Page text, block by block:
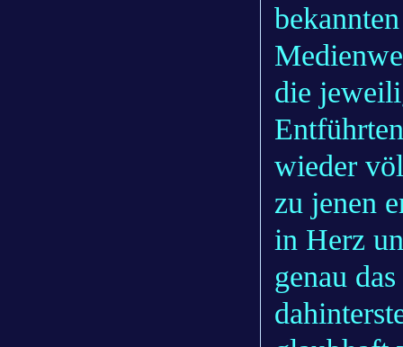
die
wieder
zu jenen
in Herz
genau